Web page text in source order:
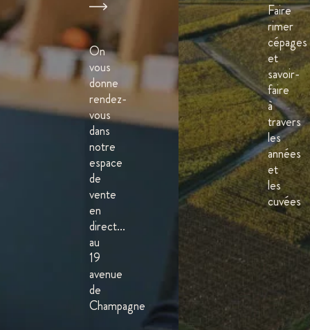
On
vous
donne
rendez-
vous
dans
notre
espace
de
vente
en
direct...
au
19
avenue
de
Champagne
Faire
rimer
cépages
et
savoir-
faire
à
travers
les
années
et
les
cuvées